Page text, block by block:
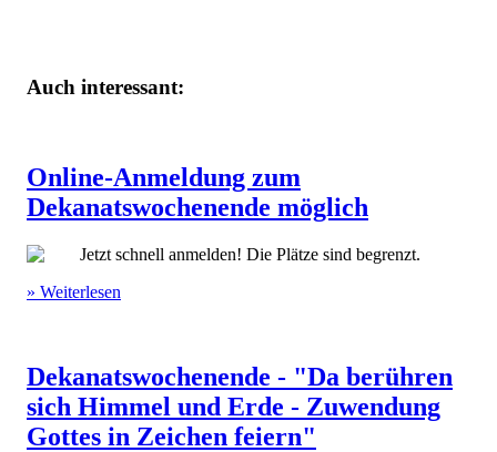
Auch interessant:
Online-Anmeldung zum
Dekanatswochenende möglich
Jetzt schnell anmelden! Die Plätze sind begrenzt.
» Weiterlesen
Dekanatswochenende - "Da berühren
sich Himmel und Erde - Zuwendung
Gottes in Zeichen feiern"